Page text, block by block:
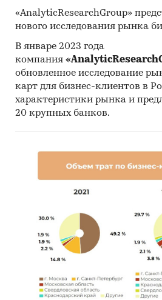
«AnalyticResearchGroup»
нового исследования рынка
В январе 2023 года
компания
обновленное исследование
карт для бизнес-клиентов в
характеристики рынка и
20 крупных банков.